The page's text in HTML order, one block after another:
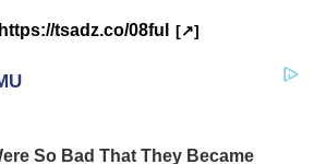
https://tsadz.co/08ful